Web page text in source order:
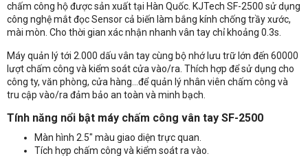
chấm công hộ được sản xuất tại Hàn Quốc. KJTech SF-2500 sử dụng
công nghệ mắt đọc Sensor cả biến làm bắng kính chống trầy xước,
mài mòn. Cho thời gian xác nhận nhanh vân tay chỉ khoảng 0.3s.
Máy quản lý tới 2.000 dấu vân tay cùng bộ nhớ lưu trữ lớn đến 60000
lượt chấm công và kiểm soát cửa vào/ra. Thích hợp để sử dụng cho
công ty, văn phòng, cửa hàng…để quản lý nhân viên chấm công và
tru cập vào/ra đảm bảo an toàn và minh bạch.
Tính năng nổi bật máy chấm công vân tay SF-2500
Màn hình 2.5″ màu giao diện trực quan.
Tích hợp chấm công và kiểm soát ra vào.
Nhận báo giá sản phẩm: Máy chấm công vân tay KJTech SF-2500